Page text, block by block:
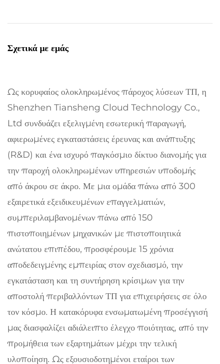
Σχετικά με εμάς
Ως κορυφαίος ολοκληρωμένος πάροχος λύσεων ΤΠ, η
Shenzhen Tiansheng Cloud Technology Co.,
Ltd συνδυάζει εξελιγμένη εσωτερική παραγωγή,
αφιερωμένες εγκαταστάσεις έρευνας και ανάπτυξης
(R&D) και ένα ισχυρό παγκόσμιο δίκτυο διανομής για
την παροχή ολοκληρωμένων υπηρεσιών υποδομής
από άκρου σε άκρο. Με μια ομάδα πάνω από 300
εξαιρετικά εξειδικευμένων επαγγελματιών,
συμπεριλαμβανομένων πάνω από 150
πιστοποιημένων μηχανικών με πιστοποιητικά
ανώτατου επιπέδου, προσφέρουμε 15 χρόνια
αποδεδειγμένης εμπειρίας στον σχεδιασμό, την
εγκατάσταση και τη συντήρηση κρίσιμων για την
αποστολή περιβαλλόντων ΤΠ για επιχειρήσεις σε όλο
τον κόσμο. Η κατακόρυφα ενσωματωμένη προσέγγισή
μας διασφαλίζει αδιάλειπτο έλεγχο ποιότητας, από την
προμήθεια των εξαρτημάτων μέχρι την τελική
υλοποίηση. Ως εξουσιοδοτημένοι εταίροι των